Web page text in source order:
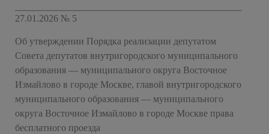
27.01.2026 № 5
Об утверждении Порядка реализации депутатом
Совета депутатов внутригородского муниципального
образования — муниципального округа Восточное
Измайлово в городе Москве, главой внутригородского
муниципального образования — муниципального
округа Восточное Измайлово в городе Москве права
бесплатного проезда